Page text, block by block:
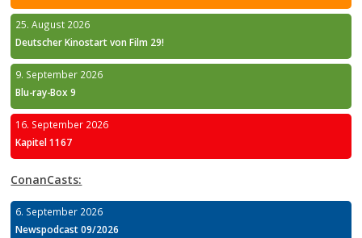
25. August 2026
Deutscher Kinostart von Film 29!
9. September 2026
Blu-ray-Box 9
16. September 2026
Kapitel 1167
ConanCasts:
6. September 2026
Newspodcast 09/2026